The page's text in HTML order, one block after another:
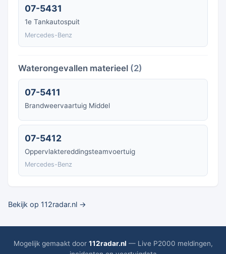
07-5431
1e Tankautospuit
Mercedes-Benz
Waterongevallen materieel (2)
07-5411
Brandweervaartuig Middel
07-5412
Oppervlaktereddingsteamvoertuig
Mercedes-Benz
Bekijk op 112radar.nl →
Mogelijk gemaakt door 112radar.nl — Live P2000 meldingen,